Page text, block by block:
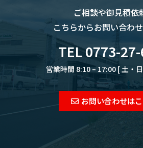
ご相談や御見積依
こちらからお問い合わ
TEL 0773-
営業時間 8:10 – 17:00 [ 土・
お問い合わせは